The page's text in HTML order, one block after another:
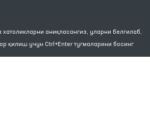
хатоликларни аниқласангиз, уларни белгилаб,
қилиш учун Ctrl+Enter тугмаларини босинг